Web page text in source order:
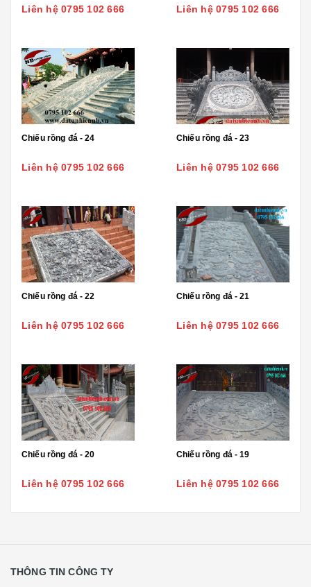
Liên hệ 0795 102 666 Liên hệ 0795 102 666
Chiếu rồng đá - 24
Liên hệ 0795 102 666
Chiếu rồng đá - 23
Liên hệ 0795 102 666
Chiếu rồng đá - 22
Liên hệ 0795 102 666
Chiếu rồng đá - 21
Liên hệ 0795 102 666
Chiếu rồng đá - 20
Liên hệ 0795 102 666
Chiếu rồng đá - 19
Liên hệ 0795 102 666
THÔNG TIN CÔNG TY